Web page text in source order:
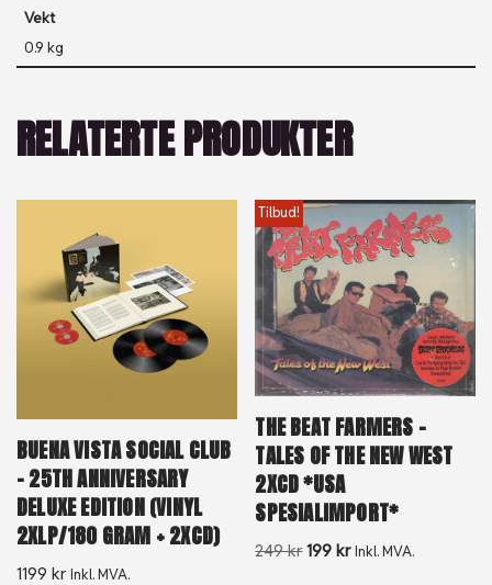
Vekt
0.9 kg
RELATERTE PRODUKTER
BUENA VISTA SOCIAL CLUB
– 25TH ANNIVERSARY
DELUXE EDITION (VINYL
2XLP/180 GRAM + 2XCD)
1199 kr Inkl. MVA.
Tilbud!
THE BEAT FARMERS –
TALES OF THE NEW WEST
2XCD *USA
SPESIALIMPORT*
249kr 199kr Inkl. MVA.